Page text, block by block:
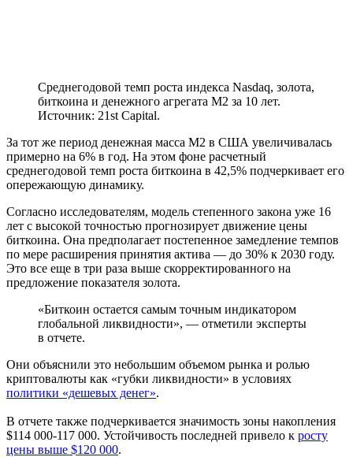
Среднегодовой темп роста индекса Nasdaq, золота,
биткоина и денежного агрегата М2 за 10 лет.
Источник: 21st Capital.
За тот же период денежная масса M2 в США увеличивалась
примерно на 6% в год. На этом фоне расчетный
среднегодовой темп роста биткоина в 42,5% подчеркивает его
опережающую динамику.
Согласно исследователям, модель степенного закона уже 16
лет с высокой точностью прогнозирует движение цены
биткоина. Она предполагает постепенное замедление темпов
по мере расширения принятия актива — до 30% к 2030 году.
Это все еще в три раза выше скорректированного на
предложение показателя золота.
«Биткоин остается самым точным индикатором
глобальной ликвидности», — отметили эксперты
в отчете.
Они объяснили это небольшим объемом рынка и ролью
криптовалюты как «губки ликвидности» в условиях
политики «дешевых денег».
В отчете также подчеркивается значимость зоны накопления
$114 000-117 000. Устойчивость последней привело к росту
цены выше $120 000.